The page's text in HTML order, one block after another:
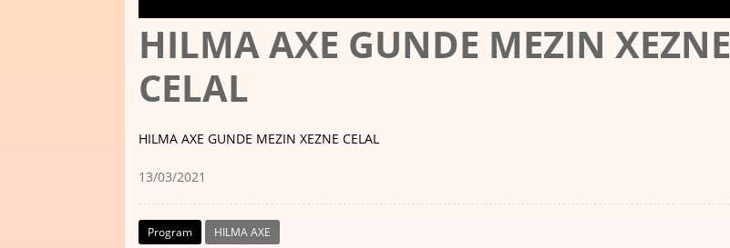
HILMA AXE GUNDE MEZIN XEZNE
CELAL
HILMA AXE GUNDE MEZIN XEZNE CELAL
13/03/2021
Program HILMA AXE